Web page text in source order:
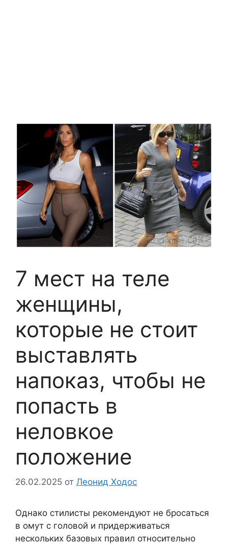
7 мест на теле
женщины,
которые не стоит
выставлять
напоказ, чтобы не
попасть в
неловкое
положение
26.02.2025 от Леонид Ходос
Однако стилисты рекомендуют не бросаться
в омут с головой и придерживаться
нескольких базовых правил относительно